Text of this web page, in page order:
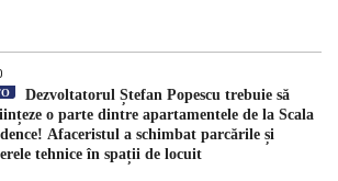
Dezvoltatorul Ștefan Popescu trebuie să
o parte dintre apartamentele de la Scala
Afaceristul a schimbat parcările și
tehnice în spații de locuit